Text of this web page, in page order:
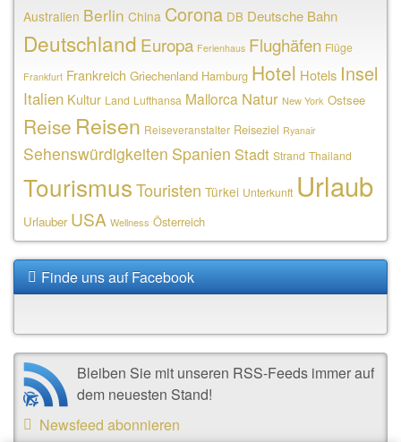
Australien Berlin China Corona DB Deutsche Bahn
Deutschland Europa Ferienhaus Flughäfen Flüge
Frankfurt Frankreich Griechenland Hamburg Hotel Hotels Insel
Italien Kultur Land Lufthansa Mallorca Natur New York Ostsee
Reise Reisen Reiseveranstalter Reiseziel Ryanair
Sehenswürdigkeiten Spanien Stadt Strand Thailand
TourismusTouristen Türkei Unterkunft Urlaub
Urlauber USA Wellness Österreich
Finde uns auf Facebook
Bleiben Sie mit unseren RSS-Feeds immer auf
dem neuesten Stand!
Newsfeed abonnieren